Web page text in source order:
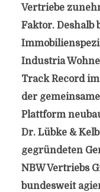
Vertriebe
Faktor. Deshalb
Industria
Track Record
der
Plattform
Dr. Lübke &
gegründeten
NBW Vertriebs
bundesweit